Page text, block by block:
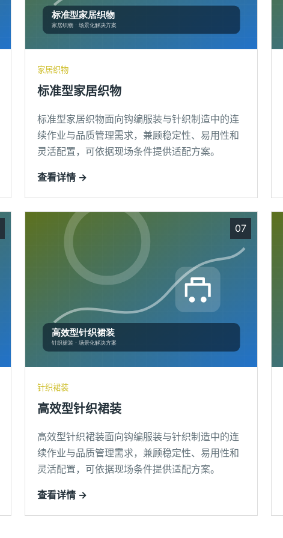
家居织物
标准型家居织物
标准型家居织物面向钩编服装与针织制造中的连
续作业与品质管理需求，兼顾稳定性、易用性和
灵活配置，可依据现场条件提供适配方案。
查看详情 →
07
针织裙装
高效型针织裙装
高效型针织裙装面向钩编服装与针织制造中的连
续作业与品质管理需求，兼顾稳定性、易用性和
灵活配置，可依据现场条件提供适配方案。
查看详情 →